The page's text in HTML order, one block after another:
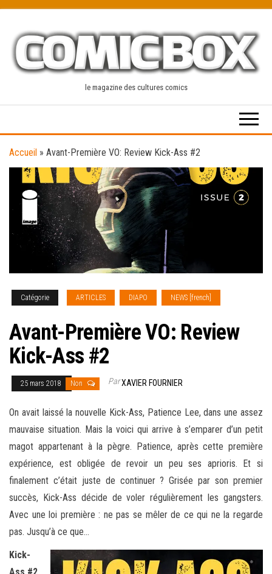
content
le magazine des cultures comics
Accueil » Avant-Première VO: Review Kick-Ass #2
Catégorie ARTICLES DIAPO NEWS [french]
Avant-Première VO: Review
Kick-Ass #2
25 mars 2018 Non ParXAVIER FOURNIER
On avait laissé la nouvelle Kick-Ass, Patience Lee, dans une assez
mauvaise situation. Mais la voici qui arrive à s’emparer d’un petit
magot appartenant à la pègre. Patience, après cette première
expérience, est obligée de revoir un peu ses aprioris. Et si
finalement c’était juste de continuer ? Grisée par son premier
succès, Kick-Ass décide de voler régulièrement les gangsters.
Avec une loi première : ne pas se mêler de ce qui ne la regarde
pas. Jusqu’à ce que…
Kick-